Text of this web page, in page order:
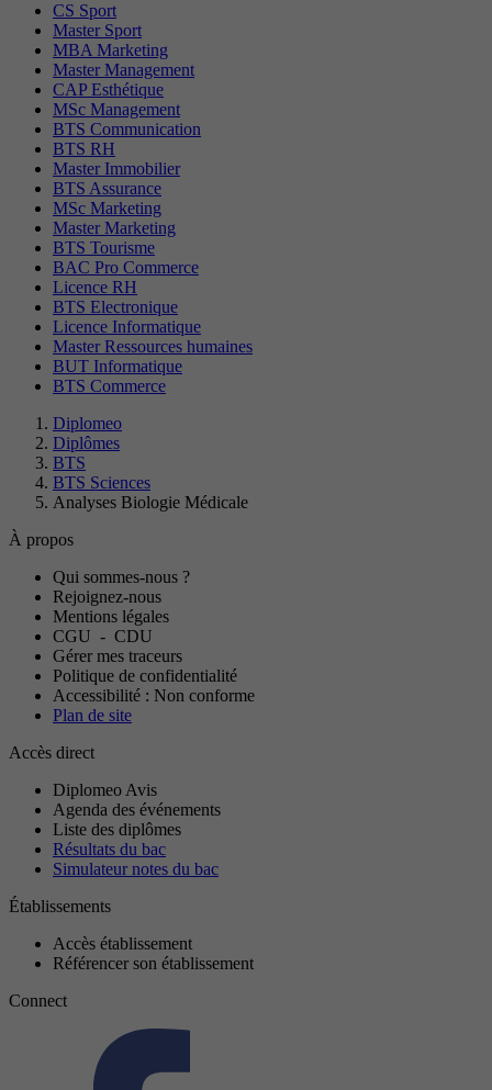
CS Sport
Master Sport
MBA Marketing
Master Management
CAP Esthétique
MSc Management
BTS Communication
BTS RH
Master Immobilier
BTS Assurance
MSc Marketing
Master Marketing
BTS Tourisme
BAC Pro Commerce
Licence RH
BTS Electronique
Licence Informatique
Master Ressources humaines
BUT Informatique
BTS Commerce
Diplomeo
Diplômes
BTS
BTS Sciences
Analyses Biologie Médicale
À propos
Qui sommes-nous ?
Rejoignez-nous
Mentions légales
CGU - CDU
Gérer mes traceurs
Politique de confidentialité
Accessibilité : Non conforme
Plan de site
Accès direct
Diplomeo Avis
Agenda des événements
Liste des diplômes
Résultats du bac
Simulateur notes du bac
Établissements
Accès établissement
Référencer son établissement
Connect